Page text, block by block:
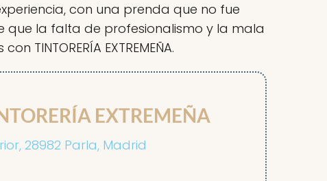
con una prenda que no fue
la falta de profesionalismo y la mala
EXTREMEÑA.
EXTREMEÑA
28982 Parla, Madrid